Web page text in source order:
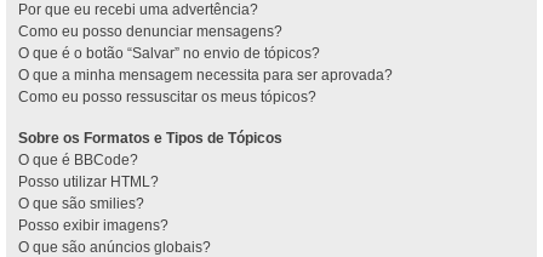
Por que eu recebi uma advertência?
Como eu posso denunciar mensagens?
O que é o botão “Salvar” no envio de tópicos?
O que a minha mensagem necessita para ser aprovada?
Como eu posso ressuscitar os meus tópicos?
Sobre os Formatos e Tipos de Tópicos
O que é BBCode?
Posso utilizar HTML?
O que são smilies?
Posso exibir imagens?
O que são anúncios globais?